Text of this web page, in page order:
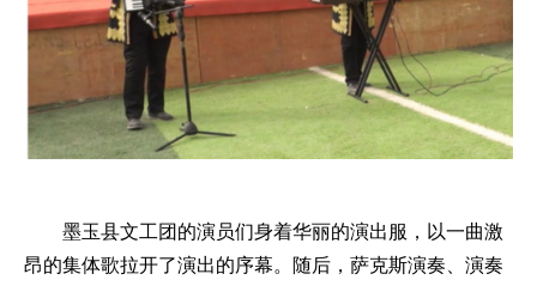
墨玉县文工团的演员们身着华丽的演出服，以一曲激
昂的集体歌拉开了演出的序幕。随后，萨克斯演奏、演奏